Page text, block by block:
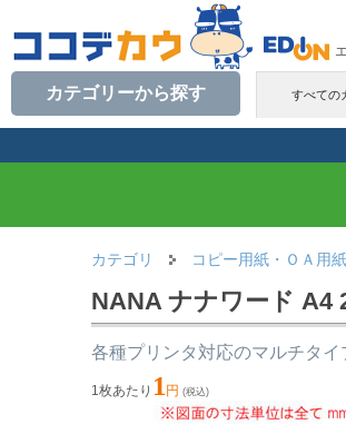
すべての
カテゴリーから探す
カテゴリ コピー用紙・ＯＡ用紙
NANA ナナワード A4
各種プリンタ対応のマルチタイ
1枚あたり 1 円 (税込)